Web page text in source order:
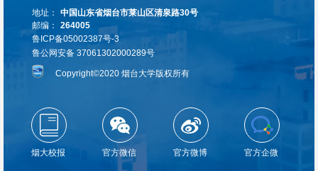
地址：
中国山东省烟台市莱山区清泉路30号
邮编：
264005
鲁ICP备05002387号-3
鲁公网安备 37061302000289号
Copyright©2020 烟台大学版权所有
烟大校报 官方微信 官方微博 官方企微